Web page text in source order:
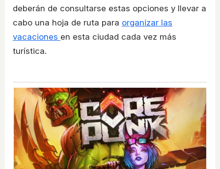
deberán de consultarse estas opciones y llevar a
cabo una hoja de ruta para organizar las
vacaciones en esta ciudad cada vez más
turística.